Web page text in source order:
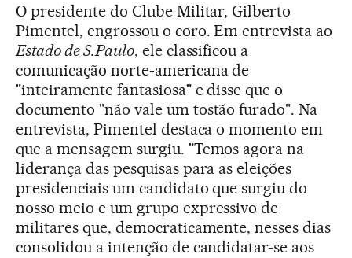
O presidente do Clube Militar, Gilberto
Pimentel, engrossou o coro. Em entrevista ao
Estado de S.Paulo, ele classificou a
comunicação norte-americana de
"inteiramente fantasiosa" e disse que o
documento "não vale um tostão furado". Na
entrevista, Pimentel destaca o momento em
que a mensagem surgiu. "Temos agora na
liderança das pesquisas para as eleições
presidenciais um candidato que surgiu do
nosso meio e um grupo expressivo de
militares que, democraticamente, nesses dias
consolidou a intenção de candidatar-se aos